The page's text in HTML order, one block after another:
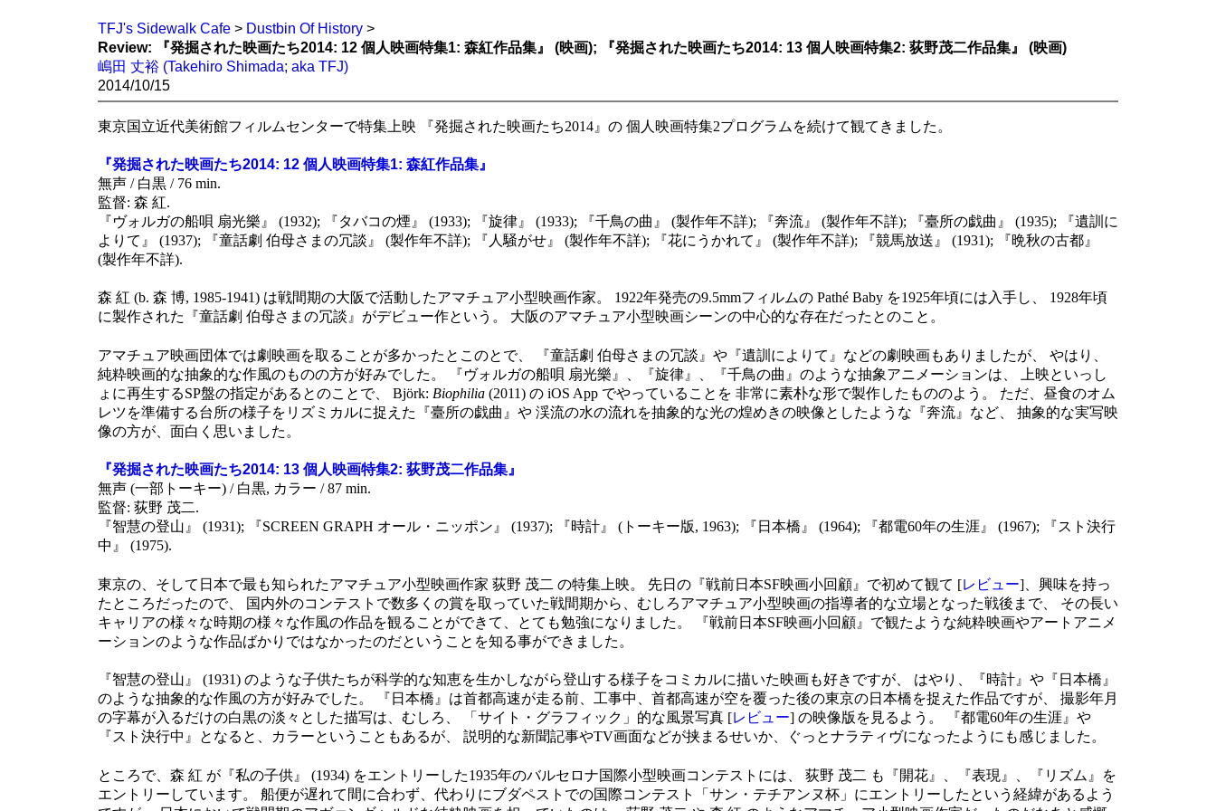
TFJ's Sidewalk Cafe> Dustbin Of History>
Review: 『発掘された映画たち2014: 12 個人映画特集1: 森紅作品集』 (映画); 『発掘された映画たち2014: 13 個人映画特集2: 荻野茂二作品集』 (映画)
嶋田 丈裕 (Takehiro Shimada; aka TFJ)
2014/10/15
東京国立近代美術館フィルムセンターで特集上映 『発掘された映画たち2014』の 個人映画特集2プログラムを続けて観てきました。
『発掘された映画たち2014: 12 個人映画特集1: 森紅作品集』
無声 / 白黒 / 76 min.
監督: 森 紅.
『ヴォルガの船唄 扇光樂』 (1932); 『タバコの煙』 (1933); 『旋律』 (1933); 『千鳥の曲』 (製作年不詳); 『奔流』 (製作年不詳); 『臺所の戯曲』 (1935); 『遺訓に
よりて』 (1937); 『童話劇 伯母さまの冗談』 (製作年不詳); 『人騒がせ』 (製作年不詳); 『花にうかれて』 (製作年不詳); 『競馬放送』 (1931); 『晩秋の古都』
(製作年不詳).
森 紅 (b. 森 博, 1985-1941) は戦間期の大阪で活動したアマチュア小型映画作家。 1922年発売の9.5mmフィルムの Pathé Baby を1925年頃には入手し、 1928年頃
に製作された『童話劇 伯母さまの冗談』がデビュー作という。 大阪のアマチュア小型映画シーンの中心的な存在だったとのこと。
アマチュア映画団体では劇映画を取ることが多かったとこのとで、 『童話劇 伯母さまの冗談』や『遺訓によりて』などの劇映画もありましたが、 やはり、
純粋映画的な抽象的な作風のものの方が好みでした。 『ヴォルガの船唄 扇光樂』、『旋律』、『千鳥の曲』のような抽象アニメーションは、 上映といっし
ょに再生するSP盤の指定があるとのことで、 Björk: Biophilia(2011) の iOS App でやっていることを 非常に素朴な形で製作したもののよう。 ただ、昼食のオム
レツを準備する台所の様子をリズミカルに捉えた『臺所の戯曲』や 渓流の水の流れを抽象的な光の煌めきの映像としたような『奔流』など、 抽象的な実写映
像の方が、面白く思いました。
『発掘された映画たち2014: 13 個人映画特集2: 荻野茂二作品集』
無声 (一部トーキー) / 白黒, カラー / 87 min.
監督: 荻野 茂二.
『智慧の登山』 (1931); 『SCREEN GRAPH オール・ニッポン』 (1937); 『時計』 (トーキー版, 1963); 『日本橋』 (1964); 『都電60年の生涯』 (1967); 『スト決行
中』 (1975).
東京の、そして日本で最も知られたアマチュア小型映画作家 荻野 茂二 の特集上映。 先日の『戦前日本SF映画小回顧』で初めて観て [レビュー]、興味を持っ
たところだったので、 国内外のコンテストで数多くの賞を取っていた戦間期から、むしろアマチュア小型映画の指導者的な立場となった戦後まで、 その長い
キャリアの様々な時期の様々な作風の作品を観ることができて、とても勉強になりました。 『戦前日本SF映画小回顧』で観たような純粋映画やアートアニメ
ーションのような作品ばかりではなかったのだということを知る事ができました。
『智慧の登山』 (1931) のような子供たちが科学的な知恵を生かしながら登山する様子をコミカルに描いた映画も好きですが、 はやり、『時計』や『日本橋』
のような抽象的な作風の方が好みでした。 『日本橋』は首都高速が走る前、工事中、首都高速が空を覆った後の東京の日本橋を捉えた作品ですが、 撮影年月
の字幕が入るだけの白黒の淡々とした描写は、むしろ、 「サイト・グラフィック」的な風景写真 [レビュー] の映像版を見るよう。 『都電60年の生涯』や
『スト決行中』となると、カラーということもあるが、 説明的な新聞記事やTV画面などが挟まるせいか、ぐっとナラティヴになったようにも感じました。
ところで、森 紅 が『私の子供』 (1934) をエントリーした1935年のバルセロナ国際小型映画コンテストには、 荻野 茂二 も『開花』、『表現』、『リズム』を
エントリーしています。 船便が遅れて間に合わず、代わりにブダペストでの国際コンテスト「サン・テチアンヌ杯」にエントリーしたという経緯があるよう